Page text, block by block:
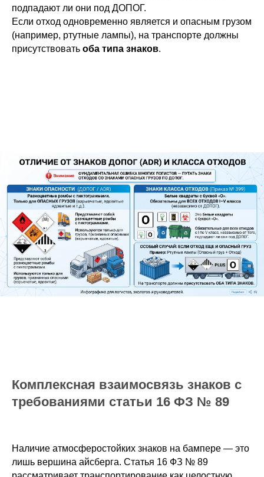
подпадают ли они под ДОПОГ.
Если отход одновременно является и опасным грузом
(например, ртутные лампы), на транспорте должны
присутствовать оба типа знаков.
Комплексная взаимосвязь знаков с
требованиями статьи 16 ФЗ № 89
Наличие атмосферостойких знаков на бампере — это
лишь вершина айсберга. Статья 16 ФЗ № 89